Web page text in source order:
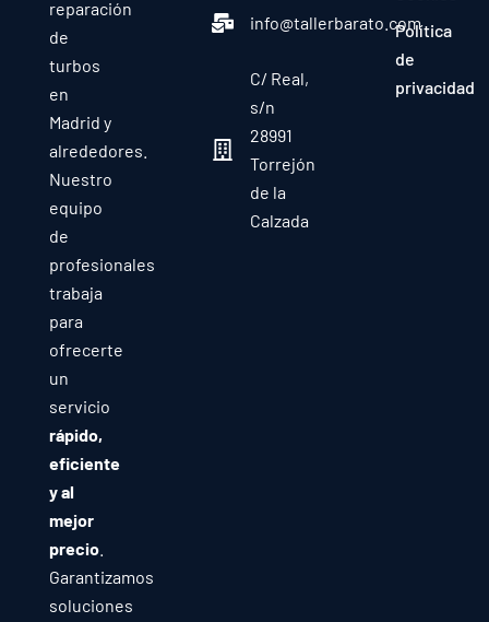
reparación
de
turbos
en
Madrid y
alrededores.
Nuestro
equipo
de
profesionales
trabaja
para
ofrecerte
un
servicio
rápido,
eficiente
y al
mejor
precio.
Garantizamos
soluciones
info@tallerbarato.com
C/ Real,
s/n
28991
Torrejón
de la
Calzada
Política
de
privacidad